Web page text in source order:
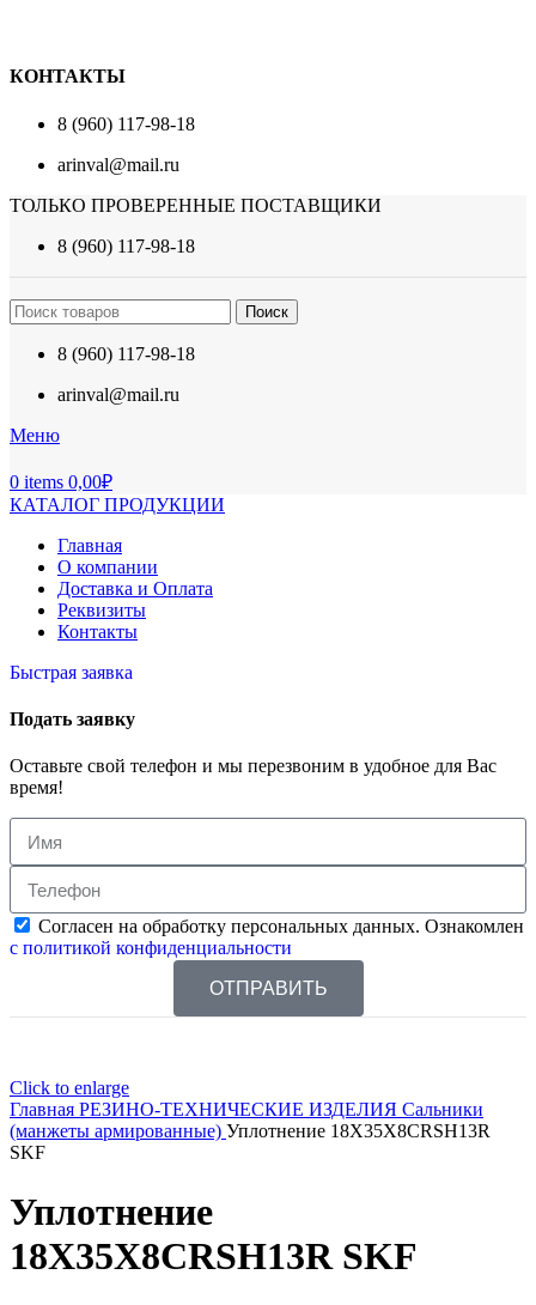
КОНТАКТЫ
8 (960) 117-98-18
arinval@mail.ru
ТОЛЬКО ПРОВЕРЕННЫЕ ПОСТАВЩИКИ
8 (960) 117-98-18
Поиск
8 (960) 117-98-18
arinval@mail.ru
Меню
0 items 0,00₽
КАТАЛОГ ПРОДУКЦИИ
Главная
О компании
Доставка и Оплата
Реквизиты
Контакты
Быстрая заявка
Подать заявку
Оставьте свой телефон и мы перезвоним в удобное для Вас
время!
Согласен на обработку персональных данных. Ознакомлен
с политикой конфиденциальности
ОТПРАВИТЬ
Click to enlarge
Главная РЕЗИНО-ТЕХНИЧЕСКИЕ ИЗДЕЛИЯ Сальники
(манжеты армированные) Уплотнение 18X35X8CRSH13R
SKF
Уплотнение
18X35X8CRSH13R SKF